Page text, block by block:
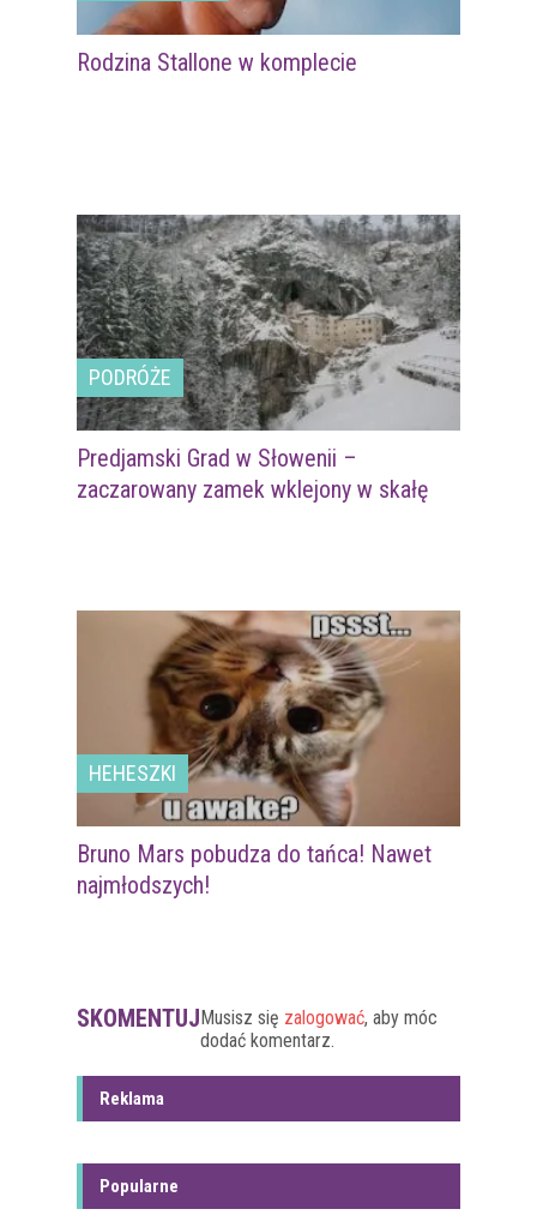
Rodzina Stallone w komplecie
PODRÓŻE
Predjamski Grad w Słowenii –
zaczarowany zamek wklejony w skałę
HEHESZKI
Bruno Mars pobudza do tańca! Nawet
najmłodszych!
SKOMENTUJ Musisz się zalogować, aby móc
dodać komentarz.
Reklama
Popularne